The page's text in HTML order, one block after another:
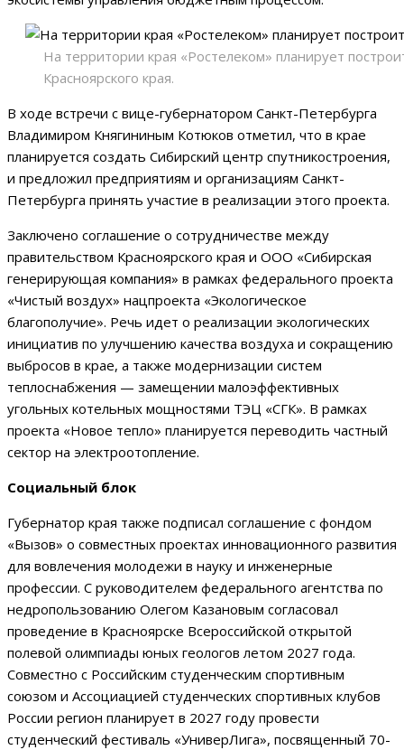
На территории края «Ростелеком» планирует
Красноярского края.
В ходе встречи с вице-губернатором Санкт-Петербурга
Владимиром Княгининым Котюков отметил, что в крае
планируется создать Сибирский центр спутникостроения,
и предложил предприятиям и организациям Санкт-
Петербурга принять участие в реализации этого проекта.
Заключено соглашение о сотрудничестве между
правительством Красноярского края и ООО «Сибирская
генерирующая компания» в рамках федерального проекта
«Чистый воздух» нацпроекта «Экологическое
благополучие». Речь идет о реализации экологических
инициатив по улучшению качества воздуха и сокращению
выбросов в крае, а также модернизации систем
теплоснабжения — замещении малоэффективных
угольных котельных мощностями ТЭЦ «СГК». В рамках
проекта «Новое тепло» планируется переводить частный
сектор на электроотопление.
Социальный блок
Губернатор края также подписал соглашение с фондом
«Вызов» о совместных проектах инновационного развития
для вовлечения молодежи в науку и инженерные
профессии. С руководителем федерального агентства по
недропользованию Олегом Казановым согласовал
проведение в Красноярске Всероссийской открытой
полевой олимпиады юных геологов летом 2027 года.
Совместно с Российским студенческим спортивным
союзом и Ассоциацией студенческих спортивных клубов
России регион планирует в 2027 году провести
студенческий фестиваль «УниверЛига», посвященный 70-